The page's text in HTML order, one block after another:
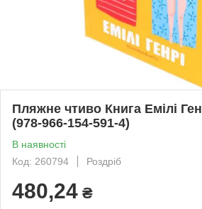
Пляжне чтиво Книга Емілі
(978-966-154-591-4)
В наявності
Код: 260794
Роздріб
480,24 ₴